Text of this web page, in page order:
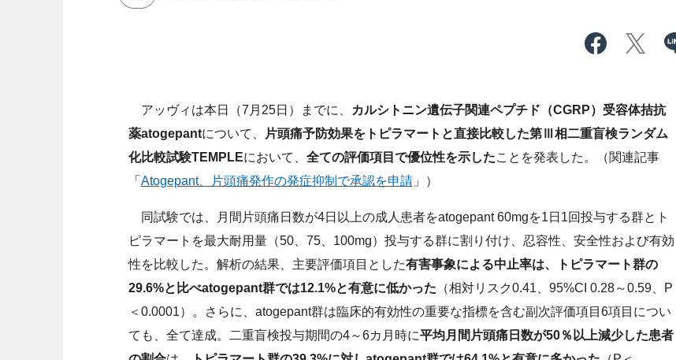
アッヴィは本日（7月25日）までに、
カルシトニン遺伝子関連ペプチド（CGRP）受容体拮抗
薬atogepantについて、
片頭痛予防効果をトピラマートと直接比較した第Ⅲ相二重盲検ランダム
化比較試験TEMPLEにおいて、 全ての評価項目で優位性を示したことを発表した。（関連記事
「 Atogepant、片頭痛発作の発症抑制で承認を申請」）
同試験では、月間片頭痛日数が4日以上の成人患者をatogepant 60mgを1日1回投与する群とト
ピラマートを最大耐用量（50、75、100mg）投与する群に割り付け、忍容性、安全性および有効
性を比較した。解析の結果、主要評価項目とした有害事象による中止率は、トピラマート群の
29.6%と比べatogepant群では12.1%と有意に低かった （相対リスク0.41、95%CI 0.28～0.59、P
＜0.0001）。さらに、atogepant群は臨床的有効性の重要な指標を含む副次評価項目6項目につい
ても、全て達成。二重盲検投与期間の4～6カ月時に平均月間片頭痛日数が50％以上減少した患者